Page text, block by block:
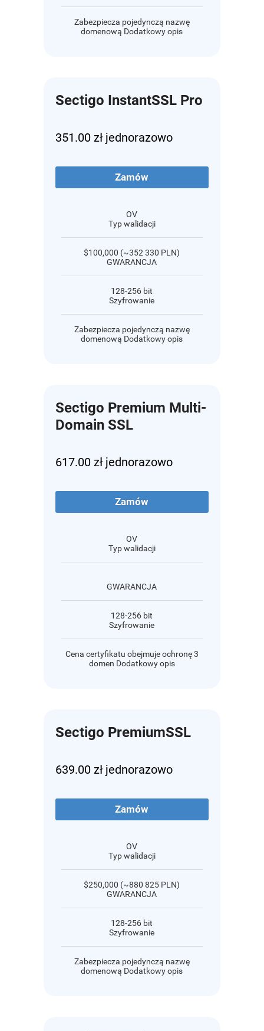
Zabezpiecza pojedynczą nazwę
domenową Dodatkowy opis
Sectigo InstantSSL Pro
351.00 zł jednorazowo
Zamów
OV
Typ walidacji
$100,000 (~352 330 PLN)
GWARANCJA
128-256 bit
Szyfrowanie
Zabezpiecza pojedynczą nazwę
domenową Dodatkowy opis
Sectigo Premium Multi-
Domain SSL
617.00 zł jednorazowo
Zamów
OV
Typ walidacji
GWARANCJA
128-256 bit
Szyfrowanie
Cena certyfikatu obejmuje ochronę 3
domen Dodatkowy opis
Sectigo PremiumSSL
639.00 zł jednorazowo
Zamów
OV
Typ walidacji
$250,000 (~880 825 PLN)
GWARANCJA
128-256 bit
Szyfrowanie
Zabezpiecza pojedynczą nazwę
domenową Dodatkowy opis